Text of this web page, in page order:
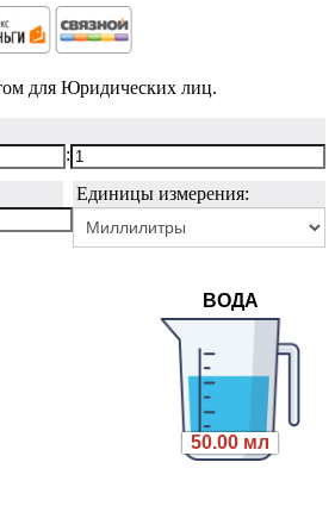
для Юридических лиц.
:
Единицы измерения:
ВОДА
50.00 мл